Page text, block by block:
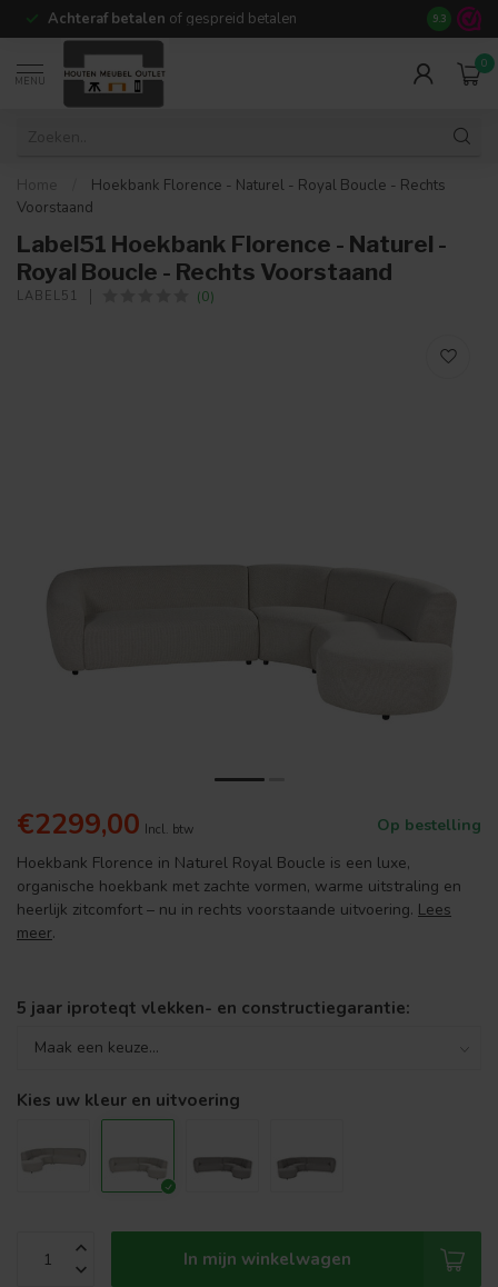
Achteraf betalen of gespreid betalen 14 dagen
9.3
MENU
0
Home
Hoekbank Florence - Naturel - Royal Boucle - Rechts
Voorstaand
Label51 Hoekbank Florence - Naturel -
Royal Boucle - Rechts Voorstaand
LABEL51 (0)
€2299,00 Incl. btw
Op bestelling
Hoekbank Florence in Naturel Royal Boucle is een luxe,
organische hoekbank met zachte vormen, warme uitstraling en
heerlijk zitcomfort – nu in rechts voorstaande uitvoering. Lees
meer.
5 jaar iproteqt vlekken- en constructiegarantie:
Kies uw kleur en uitvoering
In mijn winkelwagen